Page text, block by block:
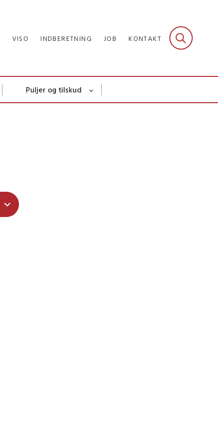
VISO INDBERETNING JOB KONTAKT
Puljer og tilskud